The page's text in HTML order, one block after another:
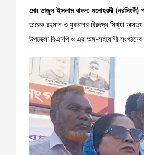
মোঃ তাজুল ইসলাম বাদল: মনোহরদী (নরসিংদী)
তারেক রহমান ও যুবদলের বিরুদ্ধে মিথ্যা অসত্য
উপজেলা বিএনপি ও এর অঙ্গ-সহযোগী